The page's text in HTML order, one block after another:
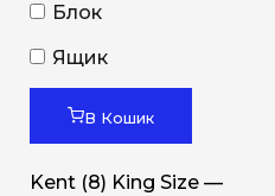
Блок
Ящик
В Кошик
Kent (8) King Size —